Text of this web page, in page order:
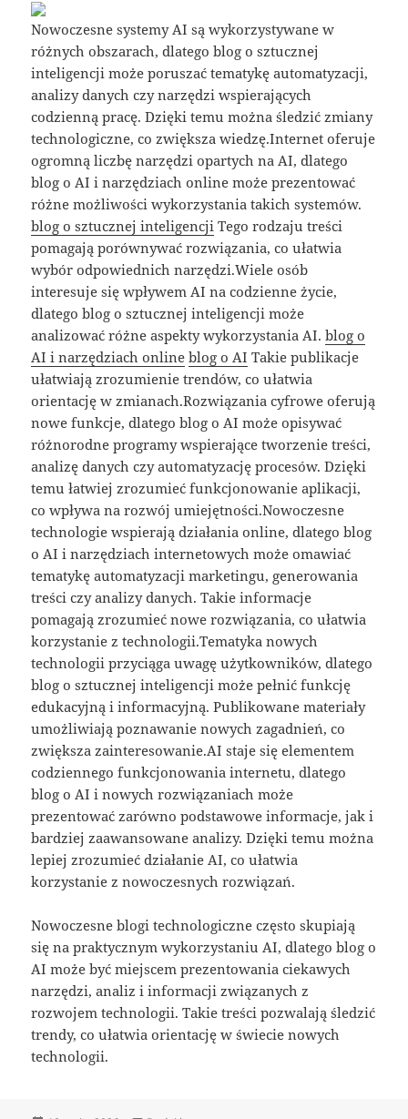
Nowoczesne systemy AI są wykorzystywane w
różnych obszarach, dlatego blog o sztucznej
inteligencji może poruszać tematykę automatyzacji,
analizy danych czy narzędzi wspierających
codzienną pracę. Dzięki temu można śledzić zmiany
technologiczne, co zwiększa wiedzę.Internet oferuje
ogromną liczbę narzędzi opartych na AI, dlatego
blog o AI i narzędziach online może prezentować
różne możliwości wykorzystania takich systemów.
blog o sztucznej inteligencji Tego rodzaju treści
pomagają porównywać rozwiązania, co ułatwia
wybór odpowiednich narzędzi.Wiele osób
interesuje się wpływem AI na codzienne życie,
dlatego blog o sztucznej inteligencji może
analizować różne aspekty wykorzystania AI.blog o
AI i narzędziach online blog o AI Takie publikacje
ułatwiają zrozumienie trendów, co ułatwia
orientację w zmianach.Rozwiązania cyfrowe oferują
nowe funkcje, dlatego blog o AI może opisywać
różnorodne programy wspierające tworzenie treści,
analizę danych czy automatyzację procesów. Dzięki
temu łatwiej zrozumieć funkcjonowanie aplikacji,
co wpływa na rozwój umiejętności.Nowoczesne
technologie wspierają działania online, dlatego blog
o AI i narzędziach internetowych może omawiać
tematykę automatyzacji marketingu, generowania
treści czy analizy danych. Takie informacje
pomagają zrozumieć nowe rozwiązania, co ułatwia
korzystanie z technologii.Tematyka nowych
technologii przyciąga uwagę użytkowników, dlatego
blog o sztucznej inteligencji może pełnić funkcję
edukacyjną i informacyjną. Publikowane materiały
umożliwiają poznawanie nowych zagadnień, co
zwiększa zainteresowanie.AI staje się elementem
codziennego funkcjonowania internetu, dlatego
blog o AI i nowych rozwiązaniach może
prezentować zarówno podstawowe informacje, jak i
bardziej zaawansowane analizy. Dzięki temu można
lepiej zrozumieć działanie AI, co ułatwia
korzystanie z nowoczesnych rozwiązań.
Nowoczesne blogi technologiczne często skupiają
się na praktycznym wykorzystaniu AI, dlatego blog o
AI może być miejscem prezentowania ciekawych
narzędzi, analiz i informacji związanych z
rozwojem technologii. Takie treści pozwalają śledzić
trendy, co ułatwia orientację w świecie nowych
technologii.